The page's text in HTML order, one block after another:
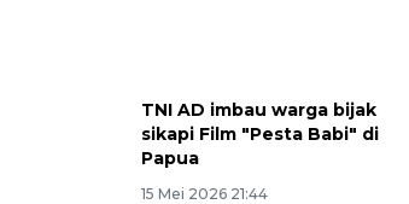
TNI AD imbau warga bijak
sikapi Film "Pesta Babi" di
Papua
15 Mei 2026 21:44